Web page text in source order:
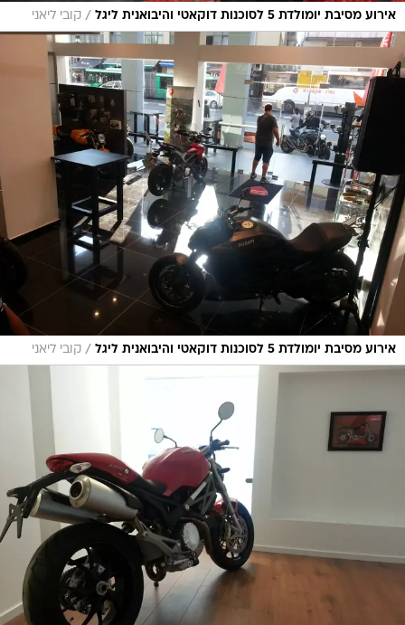
אירוע מסיבת יומולדת 5 לסוכנות דוקאטי והיבואנית ליגל / קובי ליאני
אירוע מסיבת יומולדת 5 לסוכנות דוקאטי והיבואנית ליגל / קובי ליאני